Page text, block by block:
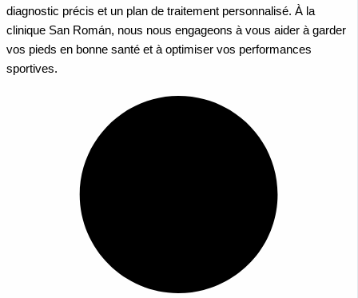
diagnostic précis et un plan de traitement personnalisé. À la
clinique San Román, nous nous engageons à vous aider à garder
vos pieds en bonne santé et à optimiser vos performances
sportives.